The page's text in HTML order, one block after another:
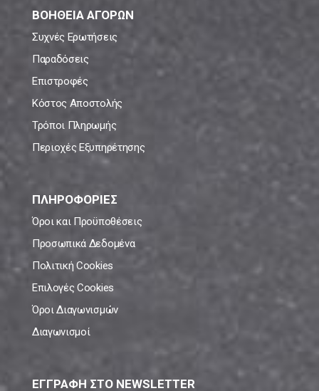
ΒΟΗΘΕΙΑ ΑΓΟΡΩΝ
Συχνές Ερωτήσεις
Παραδόσεις
Επιστροφές
Κόστος Αποστολής
Τρόποι Πληρωμής
Περιοχές Εξυπηρέτησης
ΠΛΗΡΟΦΟΡΙΕΣ
Όροι και Προϋποθέσεις
Προσωπικά Δεδομένα
Πολιτική Cookies
Επιλογές Cookies
Όροι Διαγωνισμών
Διαγωνισμοί
ΕΓΓΡΑΦΗ ΣΤΟ NEWSLETTER